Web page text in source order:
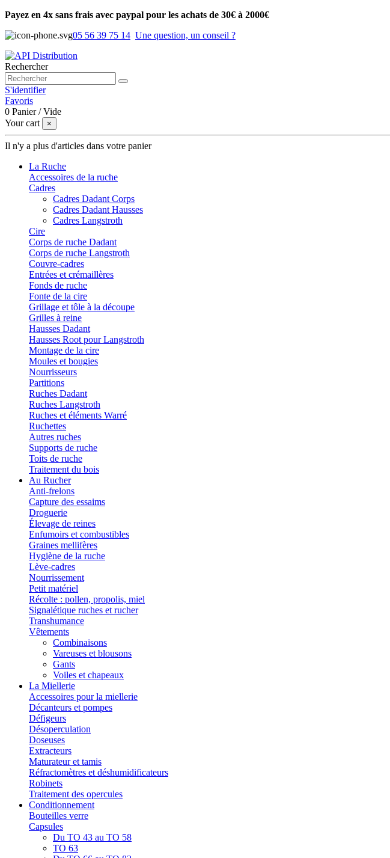
Payez en 4x sans frais avec paypal pour les achats de 30€ à 2000€
05 56 39 75 14 Une question, un conseil ?
Rechercher
S'identifier
Favoris
0 Panier /Vide
Your cart
×
Il n'y a plus d'articles dans votre panier
La Ruche
Accessoires de la ruche
Cadres
Cadres Dadant Corps
Cadres Dadant Hausses
Cadres Langstroth
Cire
Corps de ruche Dadant
Corps de ruche Langstroth
Couvre-cadres
Entrées et crémaillères
Fonds de ruche
Fonte de la cire
Grillage et tôle à la découpe
Grilles à reine
Hausses Dadant
Hausses Root pour Langstroth
Montage de la cire
Moules et bougies
Nourrisseurs
Partitions
Ruches Dadant
Ruches Langstroth
Ruches et éléments Warré
Ruchettes
Autres ruches
Supports de ruche
Toits de ruche
Traitement du bois
Au Rucher
Anti-frelons
Capture des essaims
Droguerie
Élevage de reines
Enfumoirs et combustibles
Graines mellifères
Hygiène de la ruche
Lève-cadres
Nourrissement
Petit matériel
Récolte : pollen, propolis, miel
Signalétique ruches et rucher
Transhumance
Vêtements
Combinaisons
Vareuses et blousons
Gants
Voiles et chapeaux
La Miellerie
Accessoires pour la miellerie
Décanteurs et pompes
Défigeurs
Désoperculation
Doseuses
Extracteurs
Maturateur et tamis
Réfractomètres et déshumidificateurs
Robinets
Traitement des opercules
Conditionnement
Bouteilles verre
Capsules
Du TO 43 au TO 58
TO 63